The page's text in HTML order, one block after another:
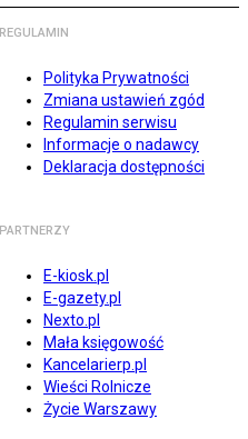
REGULAMIN
Polityka Prywatności
Zmiana ustawień zgód
Regulamin serwisu
Informacje o nadawcy
Deklaracja dostępności
PARTNERZY
E-kiosk.pl
E-gazety.pl
Nexto.pl
Mała księgowość
Kancelarierp.pl
Wieści Rolnicze
Życie Warszawy